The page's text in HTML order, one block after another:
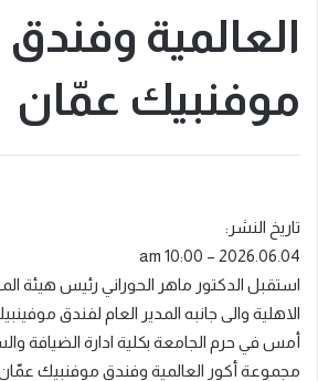
العالمية وفندق
موفنبيك عمّان
تاريخ النشر:
2026.06.04 – 10:00 am
استقبل الدكتور ماهر الحوراني رئيس هيئة
الاهلية والى جانبه المدير العام لفندق
أمس في حرم الجامعة بكلية ادارة الضيافة
مجموعة أكور العالمية وفندق موفنبيك